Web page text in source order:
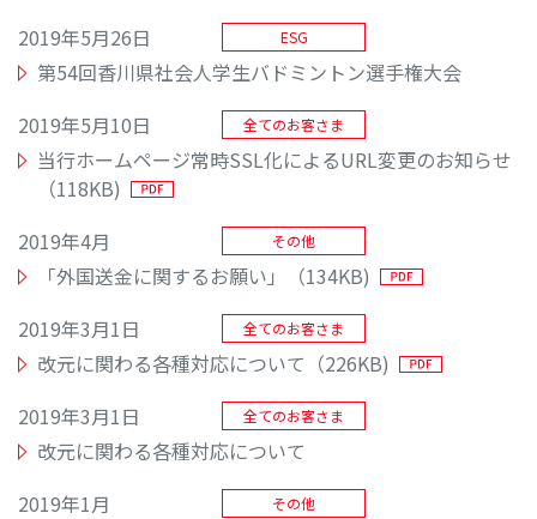
2019年5月26日
ESG
第54回香川県社会人学生バドミントン選手権大会
2019年5月10日
全てのお客さま
当行ホームページ常時SSL化によるURL変更のお知らせ
（118KB)
2019年4月
その他
「外国送金に関するお願い」（134KB)
2019年3月1日
全てのお客さま
改元に関わる各種対応について（226KB)
2019年3月1日
全てのお客さま
改元に関わる各種対応について
2019年1月
その他